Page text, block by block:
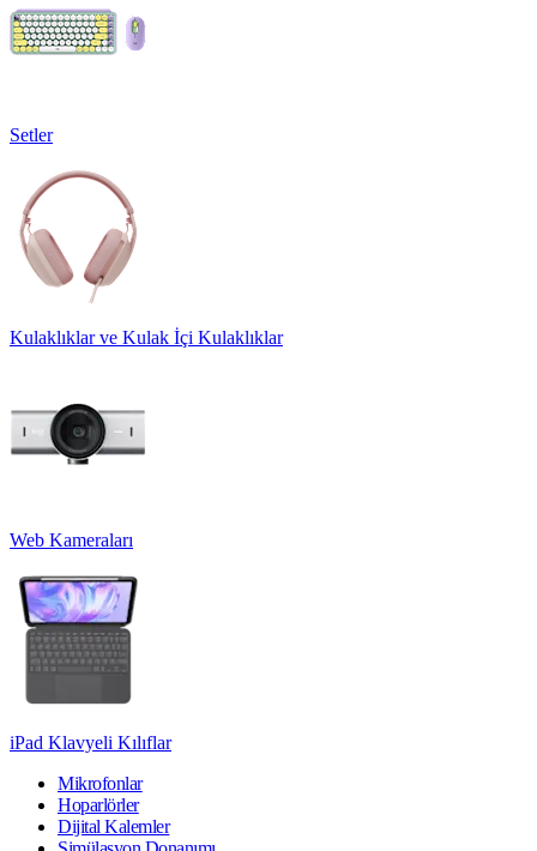
Setler
Kulaklıklar ve Kulak İçi Kulaklıklar
Web Kameraları
iPad Klavyeli Kılıflar
Mikrofonlar
Hoparlörler
Dijital Kalemler